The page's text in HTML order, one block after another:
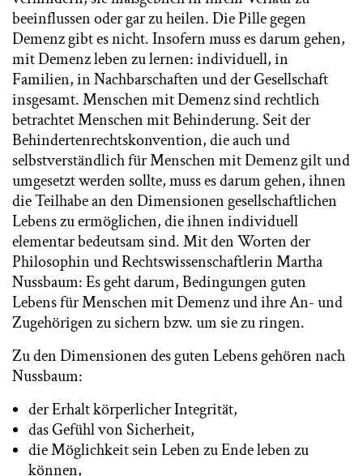
beeinflussen oder gar zu heilen. Die Pille gegen
Demenz gibt es nicht. Insofern muss es darum gehen,
mit Demenz leben zu lernen: individuell, in
Familien, in Nachbarschaften und der Gesellschaft
insgesamt. Menschen mit Demenz sind rechtlich
betrachtet Menschen mit Behinderung. Seit der
Behindertenrechtskonvention, die auch und
selbstverständlich für Menschen mit Demenz gilt und
umgesetzt werden sollte, muss es darum gehen, ihnen
die Teilhabe an den Dimensionen gesellschaftlichen
Lebens zu ermöglichen, die ihnen individuell
elementar bedeutsam sind. Mit den Worten der
Philosophin und Rechtswissenschaftlerin Martha
Nussbaum: Es geht darum, Bedingungen guten
Lebens für Menschen mit Demenz und ihre An- und
Zugehörigen zu sichern bzw. um sie zu ringen.
Zu den Dimensionen des guten Lebens gehören nach
Nussbaum:
der Erhalt körperlicher Integrität,
das Gefühl von Sicherheit,
die Möglichkeit sein Leben zu Ende leben zu
können,